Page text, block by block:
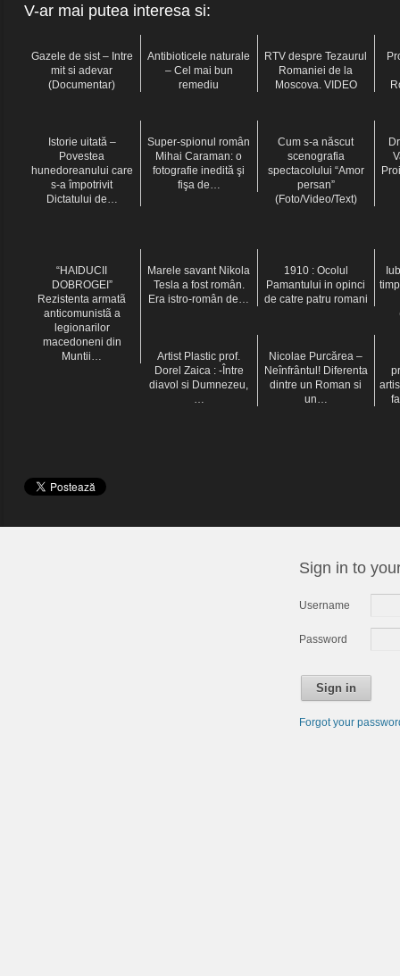
V-ar mai putea interesa si:
Gazele de sist – Intre
mit si adevar
(Documentar)
Antibioticele naturale
– Cel mai bun
remediu
RTV despre Tezaurul
Romaniei de la
Moscova. VIDEO
Istorie uitată –
Povestea
hunedoreanului care
s-a împotrivit
Dictatului de…
Super-spionul român
Mihai Caraman: o
fotografie inedită şi
fişa de…
Cum s-a născut
scenografia
spectacolului “Amor
persan”
(Foto/Video/Text)
“HAIDUCII
DOBROGEI”
Rezistenta armatã
anticomunistã a
legionarilor
macedoneni din
Muntii…
Marele savant Nikola
Tesla a fost român.
Era istro-român de…
1910 : Ocolul
Pamantului in opinci
de catre patru romani
Artist Plastic prof.
Dorel Zaica : -Între
diavol si Dumnezeu,
Nicolae Purcărea –
Neînfrântul! Diferenta
dintre un Roman si
un…
Sign in to
Username
Password
Sign in
Forgot your